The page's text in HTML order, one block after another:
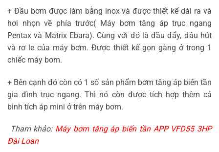
+ Đầu bơm được làm bằng inox và được thiết kế dài ra và
hơi nhọn về phía trước( Máy bơm tăng áp trục ngang
Pentax và Matrix Ebara). Cùng với đó là đầu đẩy, đầu hút
và rơ le của máy bơm. Được thiết kế gọn gàng ở trong 1
chiếc máy bơm.
+ Bên cạnh đó còn có 1 số sản phẩm bơm tăng áp biến tần
gia đình trục ngang. Thì nó còn được tích hợp thêm cả
bình tích áp mini ở trên máy bơm.
Tham khảo: Máy bơm tăng áp biến tần APP VFD55 3HP
Đài Loan